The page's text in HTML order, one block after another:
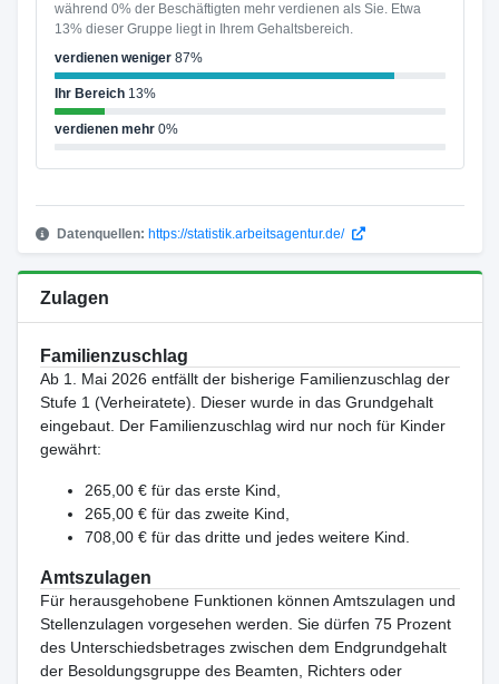
während 0% der Beschäftigten mehr verdienen als Sie. Etwa
13% dieser Gruppe liegt in Ihrem Gehaltsbereich.
verdienen weniger87%
Ihr Bereich13%
verdienen mehr0%
Datenquellen: https://statistik.arbeitsagentur.de/
Zulagen
Familienzuschlag
Ab 1. Mai 2026 entfällt der bisherige Familienzuschlag der
Stufe 1 (Verheiratete). Dieser wurde in das Grundgehalt
eingebaut. Der Familienzuschlag wird nur noch für Kinder
gewährt:
265,00 € für das erste Kind,
265,00 € für das zweite Kind,
708,00 € für das dritte und jedes weitere Kind.
Amtszulagen
Für herausgehobene Funktionen können Amtszulagen und
Stellenzulagen vorgesehen werden. Sie dürfen 75 Prozent
des Unterschiedsbetrages zwischen dem Endgrundgehalt
der Besoldungsgruppe des Beamten, Richters oder